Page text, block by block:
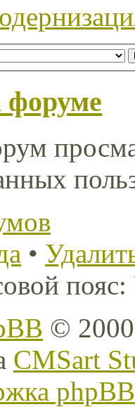
форуме
•
©
CMSart
phpBB